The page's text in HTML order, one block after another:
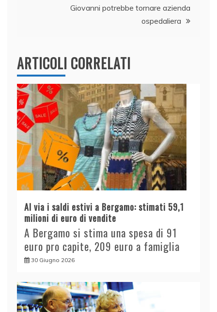
Giovanni potrebbe tornare azienda
ospedaliera
ARTICOLI CORRELATI
Al via i saldi estivi a Bergamo: stimati 59,1
milioni di euro di vendite
A Bergamo si stima una spesa di 91
euro pro capite, 209 euro a famiglia
30 Giugno 2026